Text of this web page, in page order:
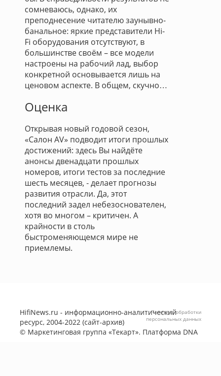
сомневаюсь, однако, их
преподнесение читателю заунывно-
банальное: яркие представители Hi-
Fi оборудования отсутствуют, в
большинстве своём – все модели
настроены на рабочий лад, выбор
конкретной основывается лишь на
ценовом аспекте. В общем, скучно…
Оценка
Открывая новый годовой сезон,
«Салон AV» подводит итоги прошлых
достижений: здесь Вы найдёте
анонсы двенадцати прошлых
номеров, итоги тестов за последние
шесть месяцев, - делает прогнозы
развития отрасли. Да, этот
последний задел небезоснователен,
хотя во многом – критичен. А
крайности в столь
быстроменяющемся мире не
приемлемы.
HifiNews.ru - информационно-аналитический
ресурс, 2004-2022 (сайт-архив)
© Маркетинговая группа «Текарт». Платформа DNA
Политика обработки
персональных данных